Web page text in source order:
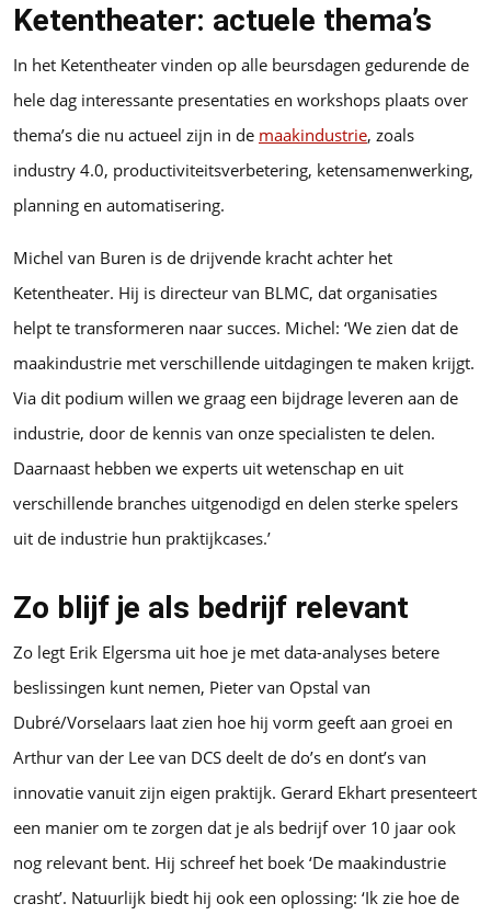
Ketentheater: actuele thema’s
In het Ketentheater vinden op alle beursdagen gedurende de
hele dag interessante presentaties en workshops plaats over
thema’s die nu actueel zijn in de maakindustrie, zoals
industry 4.0, productiviteitsverbetering, ketensamenwerking,
planning en automatisering.
Michel van Buren is de drijvende kracht achter het
Ketentheater. Hij is directeur van BLMC, dat organisaties
helpt te transformeren naar succes. Michel: ‘We zien dat de
maakindustrie met verschillende uitdagingen te maken krijgt.
Via dit podium willen we graag een bijdrage leveren aan de
industrie, door de kennis van onze specialisten te delen.
Daarnaast hebben we experts uit wetenschap en uit
verschillende branches uitgenodigd en delen sterke spelers
uit de industrie hun praktijkcases.’
Zo blijf je als bedrijf relevant
Zo legt Erik Elgersma uit hoe je met data-analyses betere
beslissingen kunt nemen, Pieter van Opstal van
Dubré/Vorselaars laat zien hoe hij vorm geeft aan groei en
Arthur van der Lee van DCS deelt de do’s en dont’s van
innovatie vanuit zijn eigen praktijk. Gerard Ekhart presenteert
een manier om te zorgen dat je als bedrijf over 10 jaar ook
nog relevant bent. Hij schreef het boek ‘De maakindustrie
crasht’. Natuurlijk biedt hij ook een oplossing: ‘Ik zie hoe de